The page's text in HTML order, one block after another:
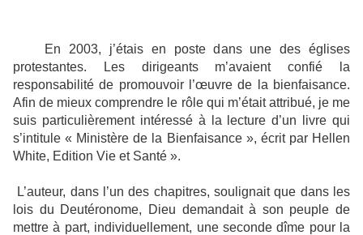
En 2003, j’étais en poste dans une des églises
protestantes. Les dirigeants m’avaient confié la
responsabilité de promouvoir l’œuvre de la bienfaisance.
Afin de mieux comprendre le rôle qui m’était attribué, je me
suis particulièrement intéressé à la lecture d’un livre qui
s’intitule « Ministère de la Bienfaisance », écrit par Hellen
White, Edition Vie et Santé ».
L’auteur, dans l’un des chapitres, soulignait que dans les
lois du Deutéronome, Dieu demandait à son peuple de
mettre à part, individuellement, une seconde dîme pour la